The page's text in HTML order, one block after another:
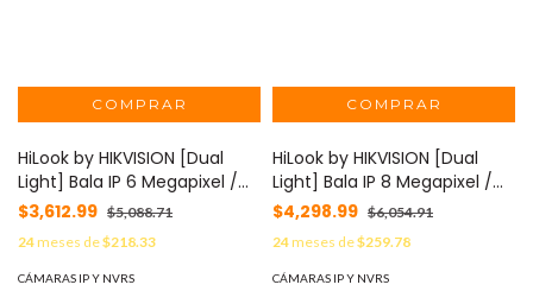
HiLook by HIKVISION [Dual
Light] Bala IP 6 Megapixel /
Imagen Panorámica 180°/
PoE / Micrófono y Bocina
Integrado / Exterior IP67 /
Audio Bidireccional / Alarma
$3,612.99 $5,088.71
24meses de$218.33
CÁMARAS IP Y NVRS
HiLook by HIKVISION [Dual
Light] Bala IP 8 Megapixel /
Imagen Panorámica 180°/
PoE / Micrófono y Bocina
Integrado / Exterior IP67 /
Audio Bidireccional / Alarma
$4,298.99 $6,054.91
24meses de$259.78
CÁMARAS IP Y NVRS